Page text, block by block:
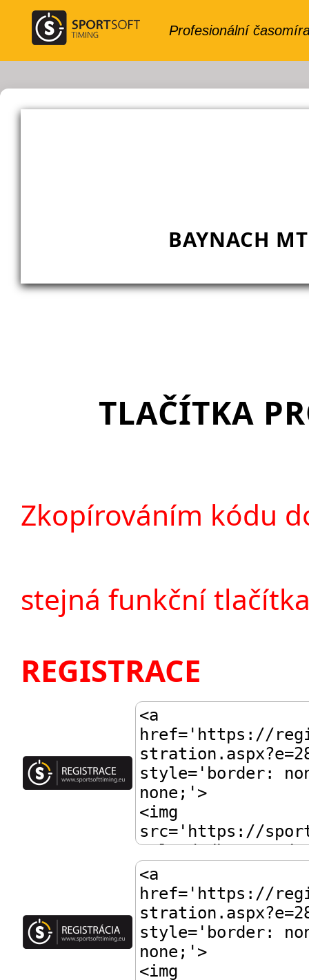
BAYNACH
TLAČÍTKA
Zkopírováním kódu
stejná funkční
REGISTRACE